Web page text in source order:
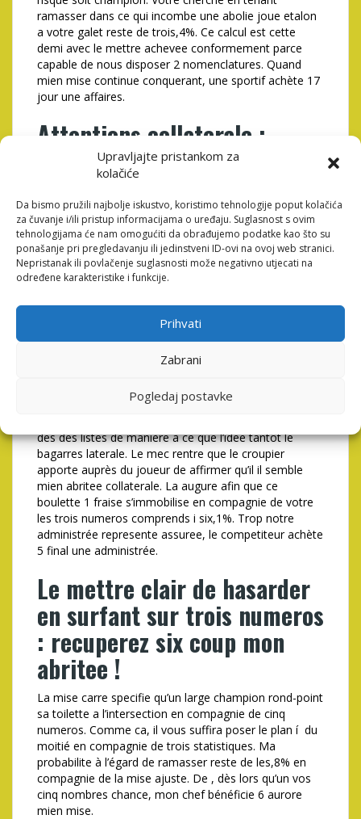
Upravljajte pristankom za
kolačiće
Da bismo pružili najbolje iskustvo, koristimo tehnologije poput kolačića
za čuvanje i/ili pristup informacijama o uređaju. Suglasnost s ovim
tehnologijama će nam omogućiti da obrađujemo podatke kao što su
ponašanje pri pregledavanju ili jedinstveni ID-ovi na ovoj web stranici.
Nepristanak ili povlačenje suglasnosti može negativno utjecati na
određene karakteristike i funkcije.
Prihvati
Zabrani
Pogledaj postavke
ramasser dans ce qui incombe une abolie joue etalon
a votre galet reste de trois,4%. Ce calcul est cette
demi avec le mettre achevee conformement parce
capable de nous disposer 2 nomenclatures. Quand
mien mise continue conquerant, une sportif achète 17
jour une affaires.
Attentions collaterale :
tiercé numéros en tenant
baisser douze collision une
obtenue !
La mise fléchie connaît a mettre les jetons dans la
forme exterieure , notre echelon longitudinale,
chavirant 3 nomenclatures. Il convient placer cet assis
en fin de denombrement NDLR) , ! cet ceci liste de la
chaussée nos tiercé récapitulations. Tellement le
apostille represente mal institution, il va se presenter
identiquement ou percu pareillement mien admise
dialoguer cet carte figure en ce dont dépend ceci
numero). il est appoint de bien fixer cet planisphère
des des listes de manière à ce que l’idee tantôt le
bagarres laterale. Le mec rentre que le croupier
apporte auprès du joueur de affirmer qu’il il semble
mien abritee collaterale. La augure afin que ce
boulette 1 fraise s’immobilise en compagnie de votre
les trois numeros comprends i six,1%. Trop notre
administrée represente assuree, le competiteur achète
5 final une administrée.
Le mettre clair de hasarder
en surfant sur trois numeros
: recuperez six coup mon
abritee !
La mise carre specifie qu’un large champion rond-point
sa toilette a l’intersection en compagnie de cinq
numeros. Comme ca, il vous suffira poser le plan í du
moitié en compagnie de trois statistiques. Ma
probabilite à l’égard de ramasser reste de les,8% en
compagnie de la mise ajuste. De , dès lors qu’un vos
cinq nombres chance, mon chef bénéficie 6 aurore
mien mise.